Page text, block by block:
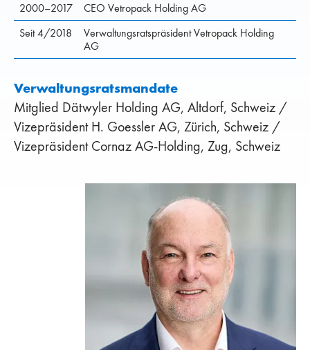
2000–2017
CEO Vetropack Holding AG
Seit 4/2018
Verwaltungsratspräsident Vetropack Holding
AG
Verwaltungsratsmandate
Mitglied Dätwyler Holding AG, Altdorf, Schweiz /
Vizepräsident H. Goessler AG, Zürich, Schweiz /
Vizepräsident Cornaz AG-Holding, Zug, Schweiz